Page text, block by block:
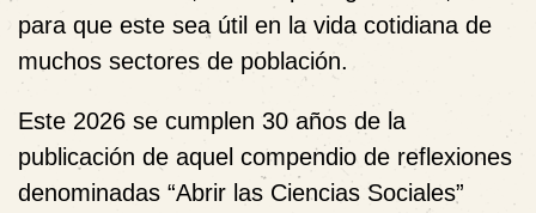
para que este sea útil en la vida cotidiana de
muchos sectores de población.
Este 2026 se cumplen 30 años de la
publicación de aquel compendio de reflexiones
denominadas “Abrir las Ciencias Sociales”